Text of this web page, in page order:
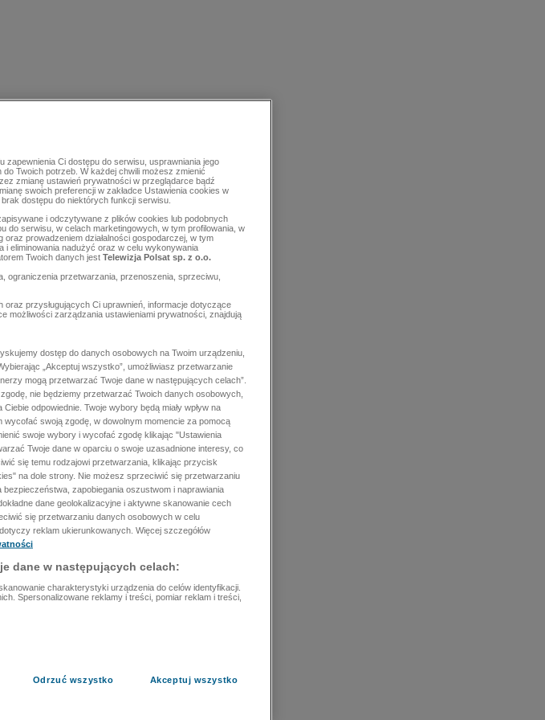
Ci dostępu do serwisu, usprawniania jego
Twoich potrzeb. W każdej chwili możesz zmienić
zmianę ustawień prywatności w przeglądarce bądź
swoich preferencji w zakładce Ustawienia cookies w
dostępu do niektórych funkcji serwisu.
i odczytywane z plików cookies lub podobnych
do serwisu, w celach marketingowych, w tym profilowania, w
prowadzeniem działalności gospodarczej, w tym
eliminowania nadużyć oraz w celu wykonywania
Twoich danych jest Telewizja Polsat sp. z o.o.
ograniczenia przetwarzania, przenoszenia, sprzeciwu,
przysługujących Ci uprawnień, informacje dotyczące
możliwości zarządzania ustawieniami prywatności, znajdują
dostęp do danych osobowych na Twoim urządzeniu,
„Akceptuj wszystko”, umożliwiasz przetwarzanie
mogą przetwarzać Twoje dane w następujących celach”.
nie będziemy przetwarzać Twoich danych osobowych,
odpowiednie. Twoje wybory będą miały wpływ na
swoją zgodę, w dowolnym momencie za pomocą
swoje wybory i wycofać zgodę klikając "Ustawienia
Twoje dane w oparciu o swoje uzasadnione interesy, co
się temu rodzajowi przetwarzania, klikając przycisk
na dole strony. Nie możesz sprzeciwić się przetwarzaniu
zapobiegania oszustwom i naprawiania
dane geolokalizacyjne i aktywne skanowanie cech
się przetwarzaniu danych osobowych w celu
reklam ukierunkowanych. Więcej szczegółów
dane w następujących celach:
charakterystyki urządzenia do celów identyfikacji.
Spersonalizowane reklamy i treści, pomiar reklam i treści,
Odrzuć wszystko Akceptuj wszystko